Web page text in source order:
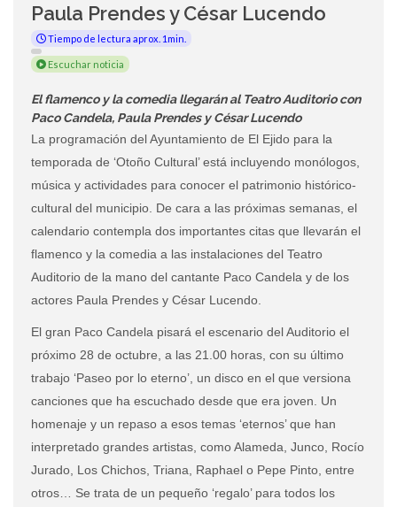
Paula Prendes y César Lucendo
Tiempo de lectura aprox. 1min.
Escuchar noticia
El flamenco y la comedia llegarán al Teatro Auditorio con
Paco Candela, Paula Prendes y César Lucendo
La programación del Ayuntamiento de El Ejido para la
temporada de ‘Otoño Cultural’ está incluyendo monólogos,
música y actividades para conocer el patrimonio histórico-
cultural del municipio. De cara a las próximas semanas, el
calendario contempla dos importantes citas que llevarán el
flamenco y la comedia a las instalaciones del Teatro
Auditorio de la mano del cantante Paco Candela y de los
actores Paula Prendes y César Lucendo.
El gran Paco Candela pisará el escenario del Auditorio el
próximo 28 de octubre, a las 21.00 horas, con su último
trabajo ‘Paseo por lo eterno’, un disco en el que versiona
canciones que ha escuchado desde que era joven. Un
homenaje y un repaso a esos temas ‘eternos’ que han
interpretado grandes artistas, como Alameda, Junco, Rocío
Jurado, Los Chichos, Triana, Raphael o Pepe Pinto, entre
otros… Se trata de un pequeño ‘regalo’ para todos los